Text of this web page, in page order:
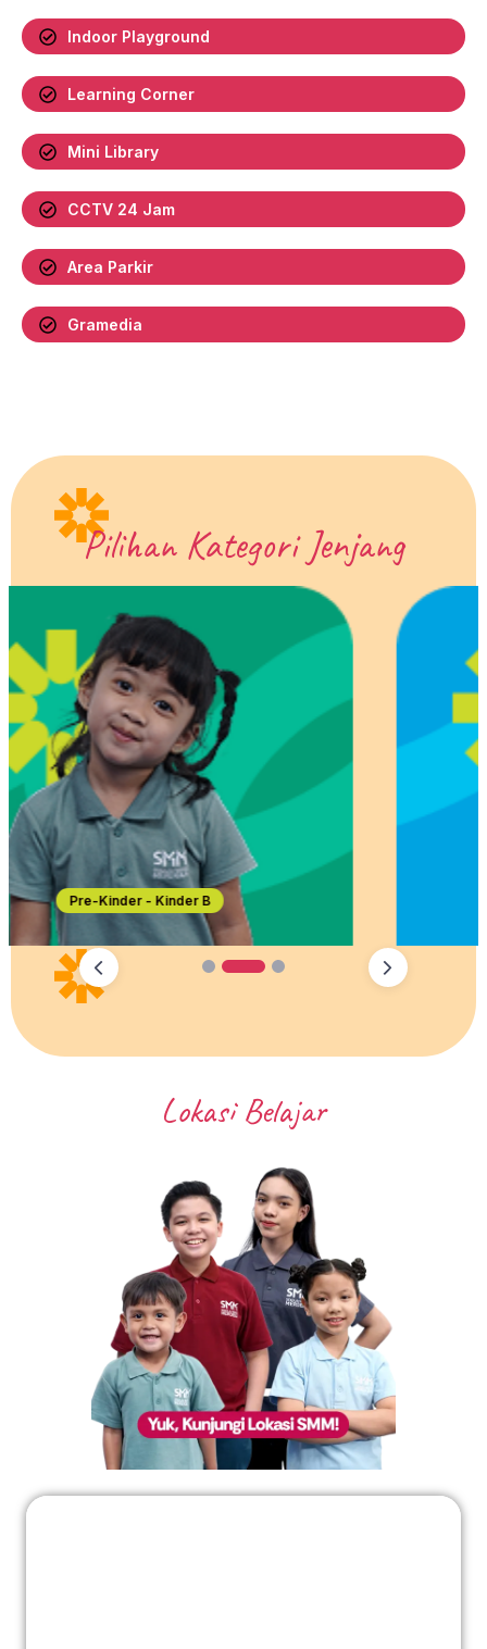
Indoor Playground
Learning Corner
Mini Library
CCTV 24 Jam
Area Parkir
Gramedia
Pilihan Kategori Jenjang
Year 1-6
3
Lokasi Belajar